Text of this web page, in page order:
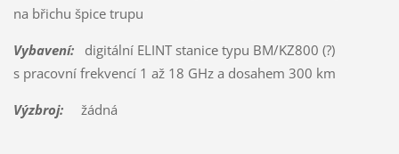
na břichu špice trupu
Vybavení:digitální ELINT stanice typu BM/KZ800 (?)
s pracovní frekvencí 1 až 18 GHz a dosahem 300 km
Výzbroj:žádná